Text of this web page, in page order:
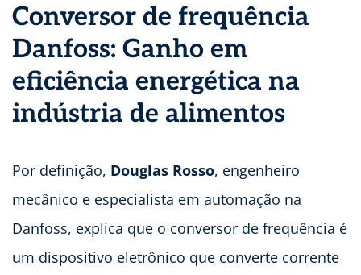
Conversor de frequência
Danfoss: Ganho em
eficiência energética na
indústria de alimentos
Por definição, Douglas Rosso, engenheiro
mecânico e especialista em automação na
Danfoss, explica que o conversor de frequência é
um dispositivo eletrônico que converte corrente